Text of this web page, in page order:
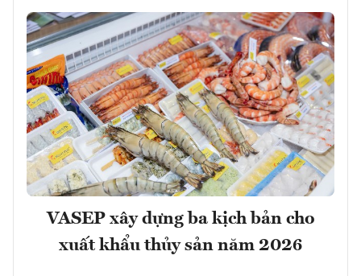
VASEP xây dựng ba kịch bản cho
xuất khẩu thủy sản năm 2026